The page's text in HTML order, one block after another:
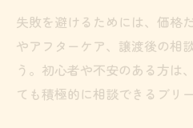
失敗を避けるためには、価格
やアフターケア、譲渡後の相
う。初心者や不安のある方は
ても積極的に相談できるブリ